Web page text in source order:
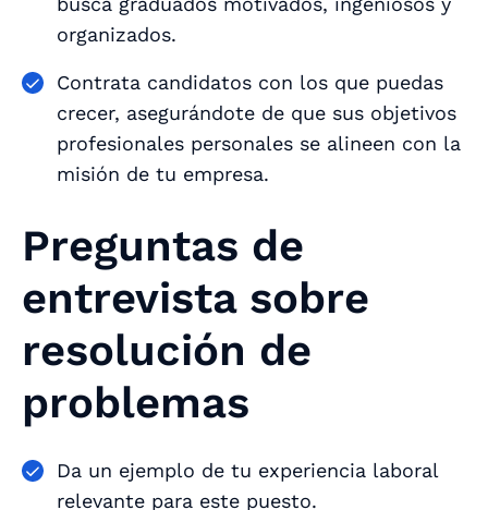
organizados.
Contrata candidatos con los que puedas
crecer, asegurándote de que sus objetivos
profesionales personales se alineen con la
misión de tu empresa.
Preguntas de
entrevista sobre
resolución de
problemas
Da un ejemplo de tu experiencia laboral
relevante para este puesto.